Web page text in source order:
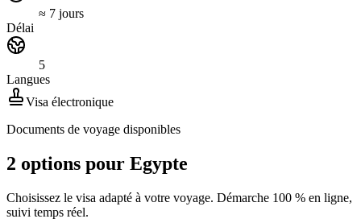
≈ 7 jours
Délai
5
Langues
Visa électronique
Documents de voyage disponibles
2 options pour Egypte
Choisissez le visa adapté à votre voyage. Démarche 100 % en ligne,
suivi temps réel.